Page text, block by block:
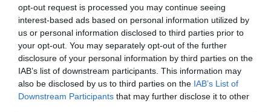
opt-out request is processed you may continue seeing
interest-based ads based on personal information utilized by
us or personal information disclosed to third parties prior to
your opt-out. You may separately opt-out of the further
disclosure of your personal information by third parties on the
IAB’s list of downstream participants. This information may
also be disclosed by us to third parties on the IAB’s List of
Downstream Participants that may further disclose it to other
À lire aussi sur le guide France :
Les 14 meilleurs parcs d’attraction à faire en France
Les 14 plus beaux parcs naturels à faire en France
Les 10 parcs nationaux à faire en France